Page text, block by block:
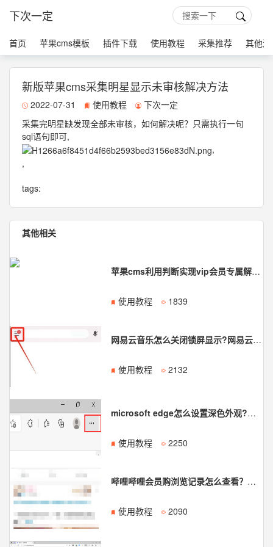
下次一定
首页 苹果cms模板 插件下载 使用教程 采集推荐 其他
新版苹果cms采集明星显示未审核解决方法
2022-07-31 使用教程
下次一定
采集完明星缺发现全部未审核，如何解决呢？只需执行一句
sql语句即可,
,
,
tags:
其他相关
苹果cms利用判断实现vip会员专属解析接口效果
使用教程 1839
网易云音乐怎么关闭锁屏显示?网易云音乐关闭锁屏显示方法
使用教程 2132
microsoft edge怎么设置深色外观?microsoft edge设置深色外观方法
使用教程 2250
哔哩哔哩会员购浏览记录怎么查看？哔哩哔哩会员购浏览记录查看方法
使用教程 2090